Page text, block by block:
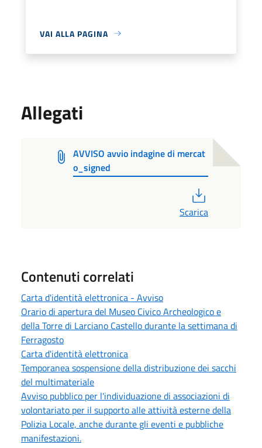
VAI ALLA PAGINA
Allegati
AVVISO avvio indagine di mercat
o_signed
Scarica
Contenuti correlati
Carta d'identità elettronica - Avviso
Orario di apertura del Museo Civico Archeologico e
della Torre di Larciano Castello durante la settimana di
Ferragosto
Carta d'identità elettronica
Temporanea sospensione della distribuzione dei sacchi
del multimateriale
Avviso pubblico per l'individuazione di associazioni di
volontariato per il supporto alle attività esterne della
Polizia Locale, anche durante gli eventi e pubbliche
manifestazioni.